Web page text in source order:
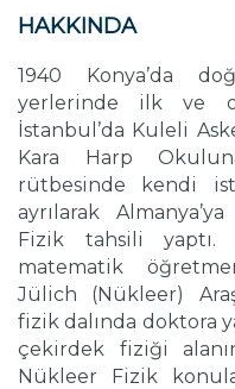
HAKKINDA
1940 Konya’da
yerlerinde ilk ve
İstanbul’da Kuleli
Kara Harp
rütbesinde kendi
ayrılarak
Fizik tahsili yaptı.
matematik
Jülich (Nükleer)
fizik dalında doktora
çekirdek fiziği
Nükleer Fizik